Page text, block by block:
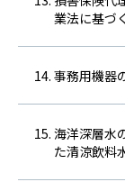
業法に基づ
事務用機器
海洋深層水
た清涼飲料